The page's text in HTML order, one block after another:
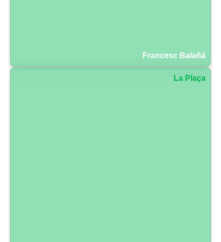
Francesc Balañá
La Plaça